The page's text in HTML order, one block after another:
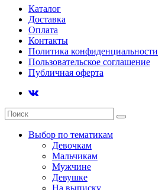
Каталог
Доставка
Оплата
Контакты
Политика конфиденциальности
Пользовательское соглашение
Публичная оферта
Выбор по тематикам
Девочкам
Мальчикам
Мужчине
Девушке
На выписку